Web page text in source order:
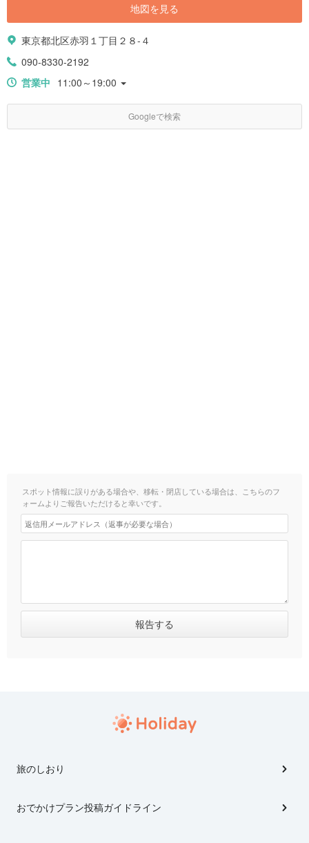
地図を見る
東京都北区赤羽１丁目２８-４
090-8330-2192
営業中 11:00～19:00
Googleで検索
スポット情報に誤りがある場合や、移転・閉店している場合は、こちらのフ
ォームよりご報告いただけると幸いです。
旅のしおり
おでかけプラン投稿ガイドライン